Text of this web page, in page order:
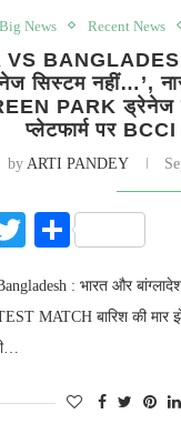
Big News Recent News
सिस्टम नहीं…’,
PARK ड्रेनेज
प्लेटफार्म पर
by ARTI PANDEY
Twitter
Share
: भारत और
MATCH बारिश की मार